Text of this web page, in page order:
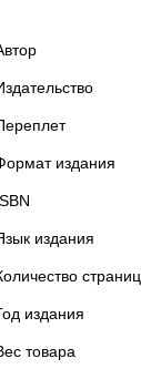
издания
издания
страниц
издания
товара